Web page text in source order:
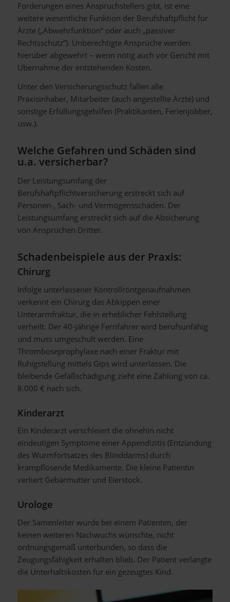
Forderungen eines Anspruchstellers gibt, ist eine
weitere wesentliche Funktion der Berufshaftpflicht für
Ärzte („Abwehrfunktion“ oder auch „passiver
Rechtsschutz“). Unberechtigte Ansprüche werden
hierüber abgewehrt – wenn nötig auch vor Gericht mit
Übernahme der entstehenden Kosten.
Unter den Versicherungsschutz fallen alle
Praxisinhaber, Mitarbeiter (auch angestellte Ärzte) und
sonstige Erfüllungsgehilfen (Praktikanten, Ferienjobber,
usw.).
Welche Gefahren und Schäden sind
u.a. versicherbar?
Der Leistungsumfang der
Berufshaftpflichtversicherung erstreckt sich auf
Personen-, Sach- und Vermögensschäden. Der
Leistungsumfang erstreckt sich auf die Absicherung
von Ansprüchen Dritter.
Schadenbeispiele aus der Praxis:
Chirurg
Infolge unterlassener Kontrollröntgenaufnahmen
verkennt ein Chirurg das Abkippen einer
Unterarmfraktur, die in erheblicher Fehlstellung
verheilt. Der 40-jährige Fernfahrer wird berufsunfähig
und muss umgeschult werden. Eine
Thromboseprophylaxe nach einer Fraktur mit
Ruhigstellung mittels Gips wird unterlassen. Die
bleibende Gefäßschädigung zieht eine Zahlung von ca.
8.000 € nach sich.
Kinderarzt
Ein Kinderarzt verschleiert die ohnehin nicht
eindeutigen Symptome einer Appendizitis (Entzündung
des Wurmfortsatzes des Blinddarms) durch
krampflösende Medikamente. Die kleine Patientin
verliert Gebärmutter und Eierstock.
Urologe
Der Samenleiter wurde bei einem Patienten, der
keinen weiteren Nachwuchs wünschte, nicht
ordnungsgemäß unterbunden, so dass die
Zeugungsfähigkeit erhalten blieb. Der Patient verlangte
die Unterhaltskosten für ein gezeugtes Kind.